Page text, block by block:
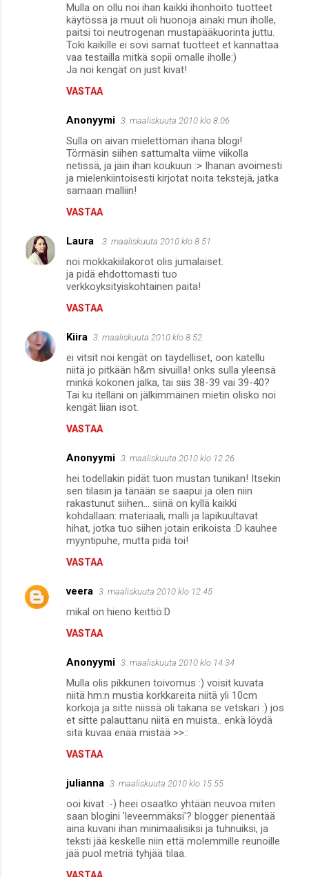
Mulla on ollu noi ihan kaikki ihonhoito tuotteet
käytössä ja muut oli huonoja ainaki mun iholle,
paitsi toi neutrogenan mustapääkuorinta juttu.
Toki kaikille ei sovi samat tuotteet et kannattaa
vaa testailla mitkä sopii omalle iholle:)
Ja noi kengät on just kivat!
VASTAA
Anonyymi 3. maaliskuuta 2010 klo 8.06
Sulla on aivan mielettömän ihana blogi!
Törmäsin siihen sattumalta viime viikolla
netissä, ja jäin ihan koukuun :> Ihanan avoimesti
ja mielenkiintoisesti kirjotat noita tekstejä, jatka
samaan malliin!
VASTAA
Laura 3. maaliskuuta 2010 klo 8.51
noi mokkakiilakorot olis jumalaiset.
ja pidä ehdottomasti tuo
verkkoyksityiskohtainen paita!
VASTAA
Kiira 3. maaliskuuta 2010 klo 8.52
ei vitsit noi kengät on täydelliset, oon katellu
niitä jo pitkään h&m sivuilla! onks sulla yleensä
minkä kokonen jalka, tai siis 38-39 vai 39-40?
Tai ku itelläni on jälkimmäinen mietin olisko noi
kengät liian isot.
VASTAA
Anonyymi 3. maaliskuuta 2010 klo 12.26
hei todellakin pidät tuon mustan tunikan! Itsekin
sen tilasin ja tänään se saapui ja olen niin
rakastunut siihen... siinä on kyllä kaikki
kohdallaan: materiaali, malli ja läpikuultavat
hihat, jotka tuo siihen jotain erikoista :D kauhee
myyntipuhe, mutta pidä toi!
VASTAA
veera 3. maaliskuuta 2010 klo 12.45
mikal on hieno keittiö:D
VASTAA
Anonyymi 3. maaliskuuta 2010 klo 14.34
Mulla olis pikkunen toivomus :) voisit kuvata
niitä hm:n mustia korkkareita niitä yli 10cm
korkoja ja sitte niissä oli takana se vetskari :) jos
et sitte palauttanu niitä en muista.. enkä löydä
sitä kuvaa enää mistää >>::
VASTAA
julianna 3. maaliskuuta 2010 klo 15.55
ooi kivat :-) heei osaatko yhtään neuvoa miten
saan blogini 'leveemmäksi'? blogger pienentää
aina kuvani ihan minimaalisiksi ja tuhnuiksi, ja
teksti jää keskelle niin että molemmille reunoille
jää puol metriä tyhjää tilaa.